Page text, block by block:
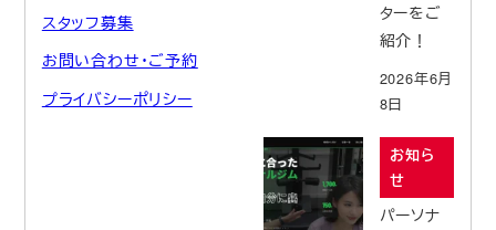
スタッフ募集
お問い合わせ・ご予約
プライバシーポリシー
ターをご
紹介！
2026年6月
8日
お知ら
せ
パーソナ